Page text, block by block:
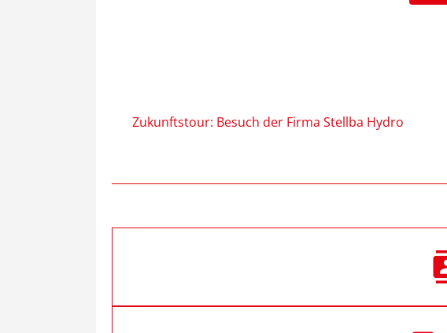
Zukunftstour: Besuch der Firma Stellba Hydro